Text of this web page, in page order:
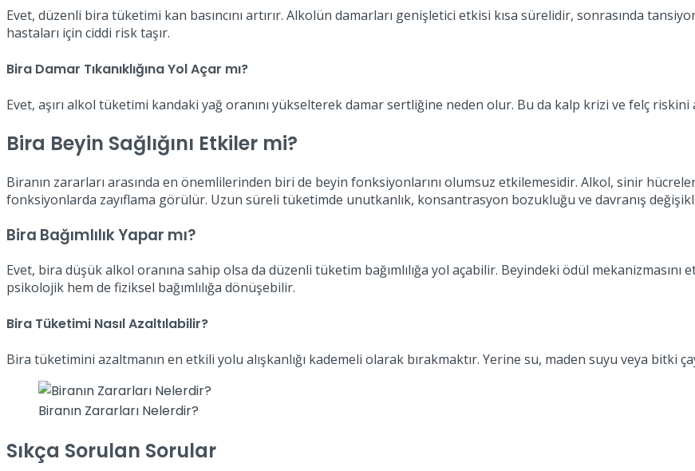
Evet, düzenli bira tüketimi kan basıncını artırır. Alkolün damarları genişletici etkisi kısa sürelidir, sonrasında
hastaları için ciddi risk taşır.
Bira Damar Tıkanıklığına Yol Açar mı?
Evet, aşırı alkol tüketimi kandaki yağ oranını yükselterek damar sertliğine neden olur. Bu da kalp krizi ve felç
Bira Beyin Sağlığını Etkiler mi?
Biranın zararları arasında en önemlilerinden biri de beyin fonksiyonlarını olumsuz etkilemesidir. Alkol, sinir
fonksiyonlarda zayıflama görülür. Uzun süreli tüketimde unutkanlık, konsantrasyon bozukluğu ve davranış
Bira Bağımlılık Yapar mı?
Evet, bira düşük alkol oranına sahip olsa da düzenli tüketim bağımlılığa yol açabilir. Beyindeki ödül
psikolojik hem de fiziksel bağımlılığa dönüşebilir.
Bira Tüketimi Nasıl Azaltılabilir?
Bira tüketimini azaltmanın en etkili yolu alışkanlığı kademeli olarak bırakmaktır. Yerine su, maden suyu veya bitki
Biranın Zararları Nelerdir?
Sıkça Sorulan Sorular